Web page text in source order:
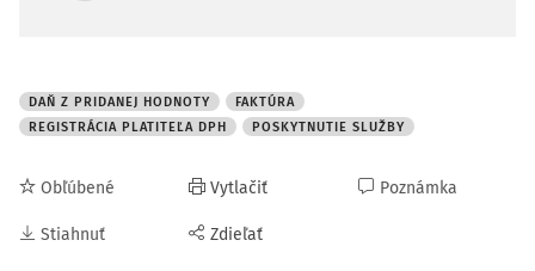
DAŇ Z PRIDANEJ HODNOTY
FAKTÚRA
REGISTRÁCIA PLATITEĽA DPH
POSKYTNUTIE SLUŽBY
Obľúbené
Stiahnuť
Vytlačiť
Zdieľať
Poznámka